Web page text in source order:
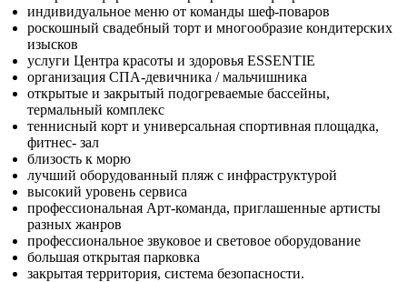
индивидуальное меню от команды шеф-поваров
роскошный свадебный торт и многообразие кондитерских
изысков
услуги Центра красоты и здоровья ESSENTIE
организация СПА-девичника / мальчишника
открытые и закрытый подогреваемые бассейны,
термальный комплекс
теннисный корт и универсальная спортивная площадка,
фитнес- зал
близость к морю
лучший оборудованный пляж с инфраструктурой
высокий уровень сервиса
профессиональная Арт-команда, приглашенные артисты
разных жанров
профессиональное звуковое и световое оборудование
большая открытая парковка
закрытая территория, система безопасности.